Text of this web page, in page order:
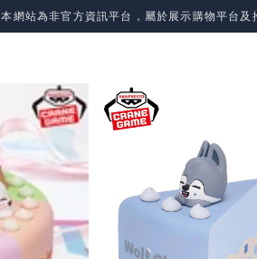
本網站為非官方資訊平台，屬於展示購物平台